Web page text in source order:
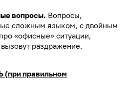
вопросы. Вопросы,
сложным языком, с двойным
«офисные» ситуации,
раздражение.
правильном